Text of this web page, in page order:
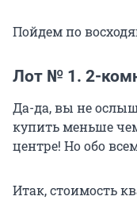
Пойдем по
Лот № 1. 2-
Да-да, вы не
купить меньше
центре! Но обо
Итак, стоимость